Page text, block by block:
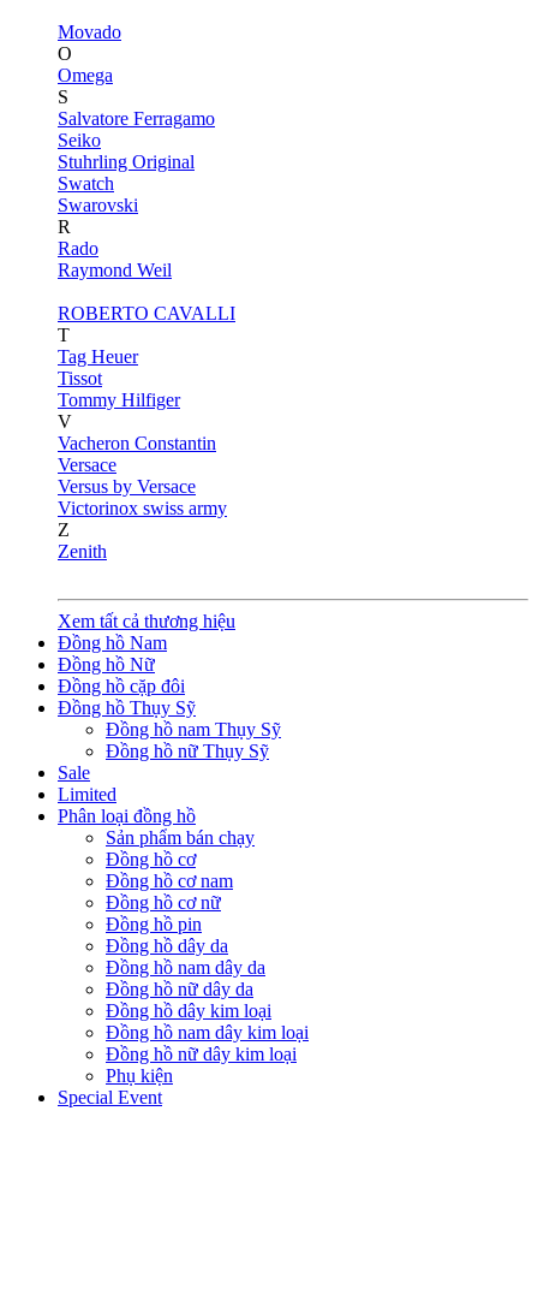
Movado
O
Omega
S
Salvatore Ferragamo
Seiko
Stuhrling Original
Swatch
Swarovski
R
Rado
Raymond Weil
ROBERTO CAVALLI
T
Tag Heuer
Tissot
Tommy Hilfiger
V
Vacheron Constantin
Versace
Versus by Versace
Victorinox swiss army
Z
Zenith
Xem tất cả thương hiệu
Đồng hồ Nam
Đồng hồ Nữ
Đồng hồ cặp đôi
Đồng hồ Thụy Sỹ
Đồng hồ nam Thụy Sỹ
Đồng hồ nữ Thụy Sỹ
Sale
Limited
Phân loại đồng hồ
Sản phẩm bán chạy
Đồng hồ cơ
Đồng hồ cơ nam
Đồng hồ cơ nữ
Đồng hồ pin
Đồng hồ dây da
Đồng hồ nam dây da
Đồng hồ nữ dây da
Đồng hồ dây kim loại
Đồng hồ nam dây kim loại
Đồng hồ nữ dây kim loại
Phụ kiện
Special Event